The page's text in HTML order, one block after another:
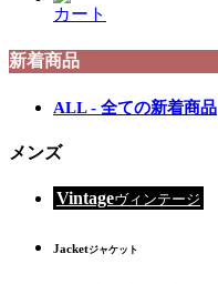
カート
新着商品
ALL - 全ての新着商品
メンズ
Vintageヴィンテージ
Jacketジャケット